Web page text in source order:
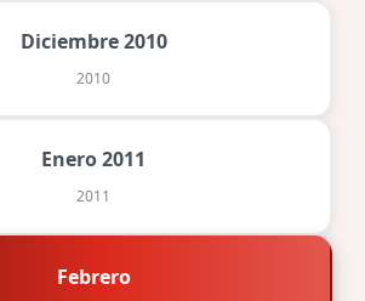
Diciembre 2010
2010
Enero 2011
2011
Febrero